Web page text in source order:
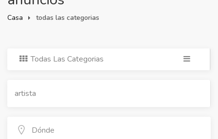
Casa todas las categorias
Todas Las Categorias